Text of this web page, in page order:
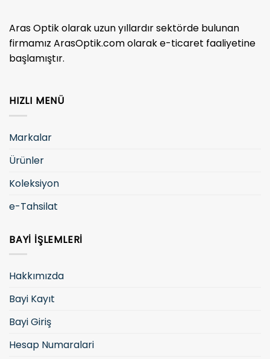
Aras Optik olarak uzun yıllardır sektörde bulunan
firmamız ArasOptik.com olarak e-ticaret faaliyetine
başlamıştır.
HIZLI MENÜ
Markalar
Ürünler
Koleksiyon
e-Tahsilat
BAYI İŞLEMLERI
Hakkımızda
Bayi Kayıt
Bayi Giriş
Hesap Numaralari